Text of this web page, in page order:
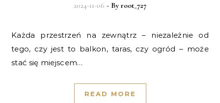
2024-11-06 - By root_727
Każda przestrzeń na zewnątrz – niezależnie od
tego, czy jest to balkon, taras, czy ogród – może
stać się miejscem…
READ MORE